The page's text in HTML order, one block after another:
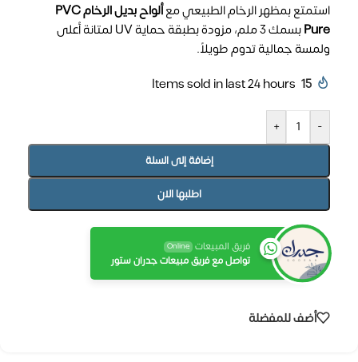
استمتع بمظهر الرخام الطبيعي مع
ألواح بديل الرخام PVC
Pure
بسمك 3 ملم، مزودة بطبقة حماية UV لمتانة أعلى
ولمسة جمالية تدوم طويلاً.
15
Items sold in last 24 hours
-
+
إضافة إلى السلة
اطلبها الان
فريق المبيعات Online
تواصل مع فريق مبيعات جدران ستور
أضف للمفضلة